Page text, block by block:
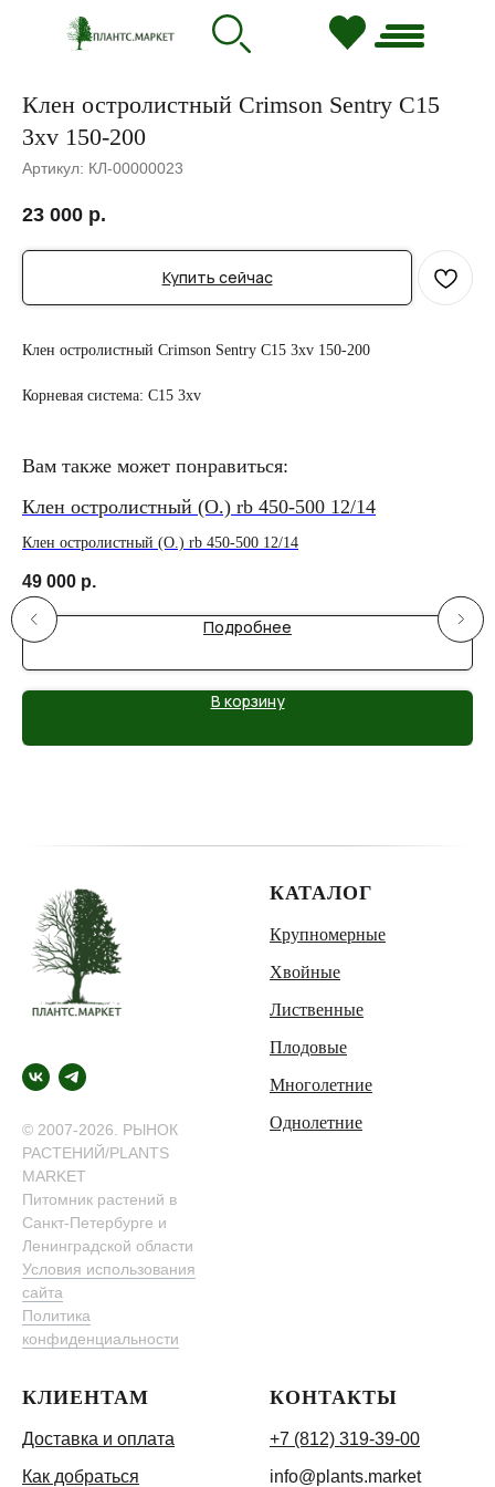
Клен остролистный Crimson Sentry C15
3xv 150-200
Артикул: КЛ-00000023
23 000 р.
Купить сейчас
Клен остролистный Crimson Sentry C15 3xv 150-200
Корневая система: C15 3xv
Вам также может понравиться:
Клен остролистный (О.) rb 450-500 12/14
Клен остролистный (О.) rb 450-500 12/14
49 000 р.
Подробнее
В корзину
© 2007-2026. РЫНОК
РАСТЕНИЙ/PLANTS
MARKET
Питомник растений в
Санкт-Петербурге и
Ленинградской области
Условия использования
сайта
Политика
конфиденциальности
КАТАЛОГ
Крупномерные
Хвойные
Лиственные
Плодовые
Многолетние
Однолетние
КЛИЕНТАМ
Доставка и оплата
Как добраться
КОНТАКТЫ
+7 (812) 319-39-00
info@plants.market